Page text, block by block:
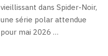
vieillissant dans Spider-Noir,
une série polar attendue
pour mai 2026 …